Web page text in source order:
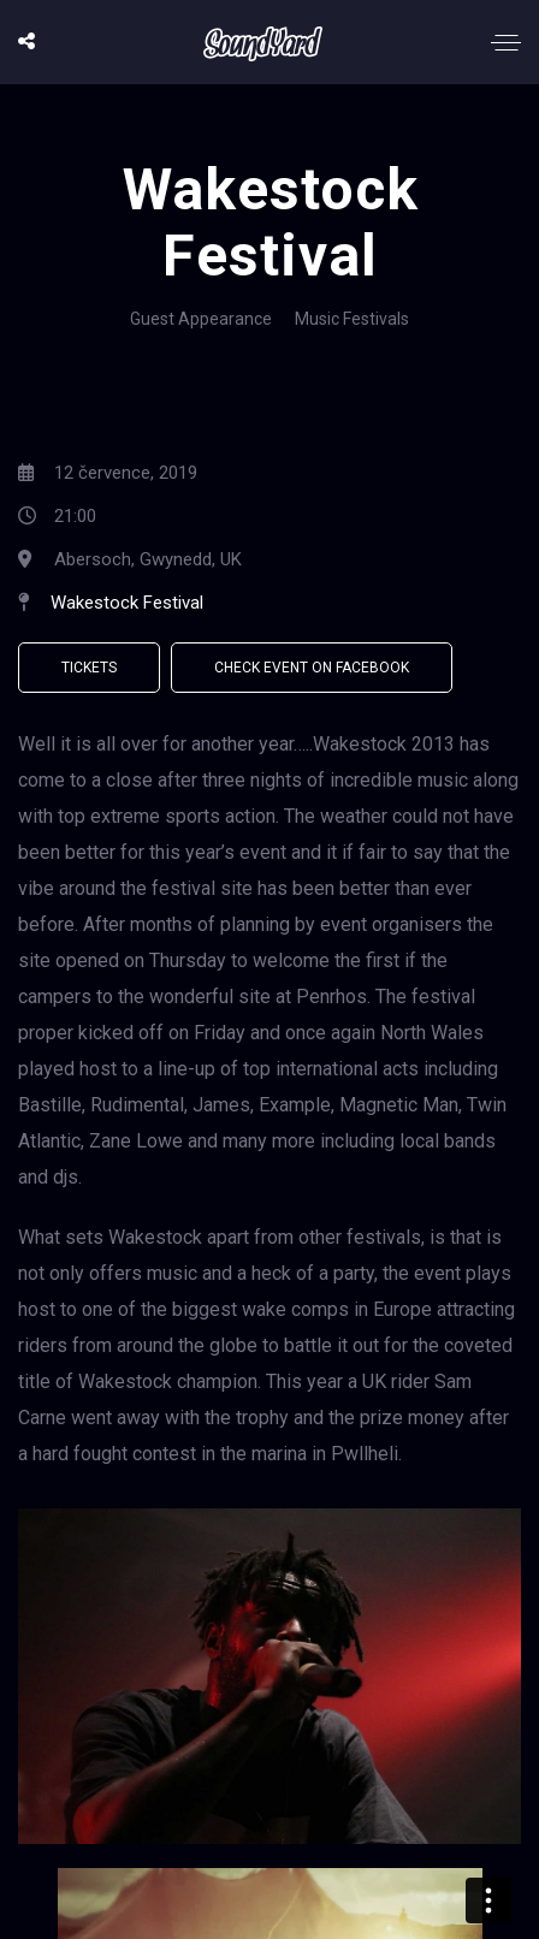
Wakestock
Festival
Guest Appearance Music Festivals
12 července, 2019
21:00
Abersoch, Gwynedd, UK
Wakestock Festival
TICKETS CHECK EVENT ON FACEBOOK
Well it is all over for another year…..Wakestock 2013 has
come to a close after three nights of incredible music along
with top extreme sports action. The weather could not have
been better for this year’s event and it if fair to say that the
vibe around the festival site has been better than ever
before. After months of planning by event organisers the
site opened on Thursday to welcome the first if the
campers to the wonderful site at Penrhos. The festival
proper kicked off on Friday and once again North Wales
played host to a line-up of top international acts including
Bastille, Rudimental, James, Example, Magnetic Man, Twin
Atlantic, Zane Lowe and many more including local bands
and djs.
What sets Wakestock apart from other festivals, is that is
not only offers music and a heck of a party, the event plays
host to one of the biggest wake comps in Europe attracting
riders from around the globe to battle it out for the coveted
title of Wakestock champion. This year a UK rider Sam
Carne went away with the trophy and the prize money after
a hard fought contest in the marina in Pwllheli.